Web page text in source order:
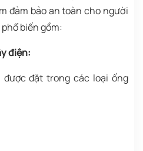
đảm bảo an toàn cho người
biến gồm:
điện:
đặt trong các loại ống